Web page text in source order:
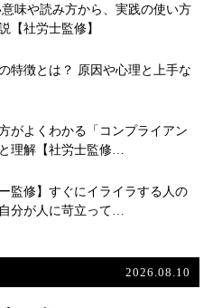
味や読み方から、実践の使い方
【社労士監修】
特徴とは？ 原因や心理と上手な
がよくわかる「コンプライアン
理解【社労士監修…
監修】すぐにイライラする人の
分が人に苛立って…
2026.08.10